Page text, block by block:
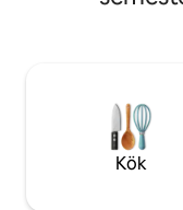
Navarino i sitt
en naturskön 25
Kök